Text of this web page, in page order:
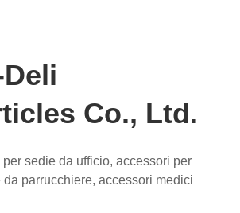
Co., Ltd.
sedie da ufficio, accessori per
parrucchiere, accessori medici